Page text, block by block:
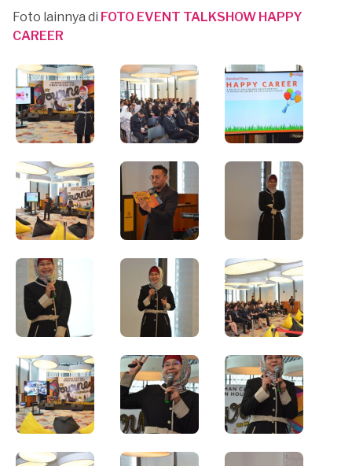
Foto lainnya di FOTO EVENT TALKSHOW HAPPY
CAREER